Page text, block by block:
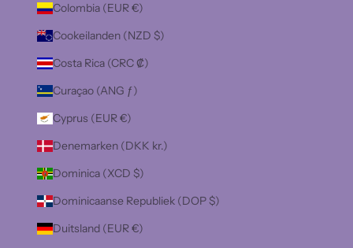
Colombia (EUR €)
Cookeilanden (NZD $)
Costa Rica (CRC ₡)
Curaçao (ANG ƒ)
Cyprus (EUR €)
Denemarken (DKK kr.)
Dominica (XCD $)
Dominicaanse Republiek (DOP $)
Duitsland (EUR €)